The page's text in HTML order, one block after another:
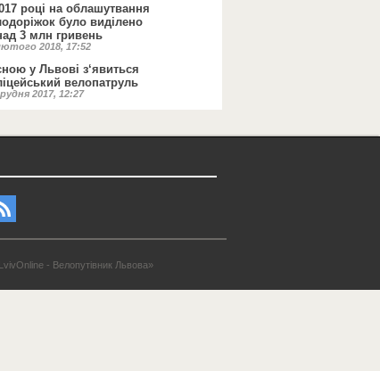
році на облашутвання
було виділено
3 млн гривень
2018, 17:52
у Львові з‘явиться
велопатруль
2017, 12:27
- Велопутівник Львова»